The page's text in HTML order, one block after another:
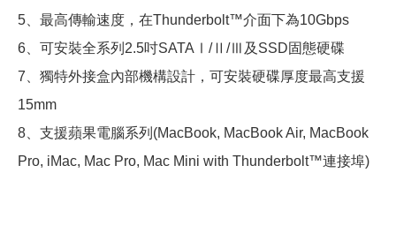
5、最高傳輸速度，在Thunderbolt™介面下為10Gbps
6、可安裝全系列2.5吋SATAⅠ/Ⅱ/Ⅲ及SSD固態硬碟
7、獨特外接盒內部機構設計，可安裝硬碟厚度最高支援
15mm
8、支援蘋果電腦系列(MacBook, MacBook Air, MacBook
Pro, iMac, Mac Pro, Mac Mini with Thunderbolt™連接埠)